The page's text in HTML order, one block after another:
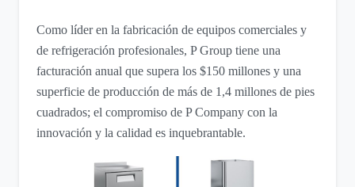
Como líder en la fabricación de equipos comerciales y
de refrigeración profesionales, P Group tiene una
facturación anual que supera los $150 millones y una
superficie de producción de más de 1,4 millones de pies
cuadrados; el compromiso de P Company con la
innovación y la calidad es inquebrantable.